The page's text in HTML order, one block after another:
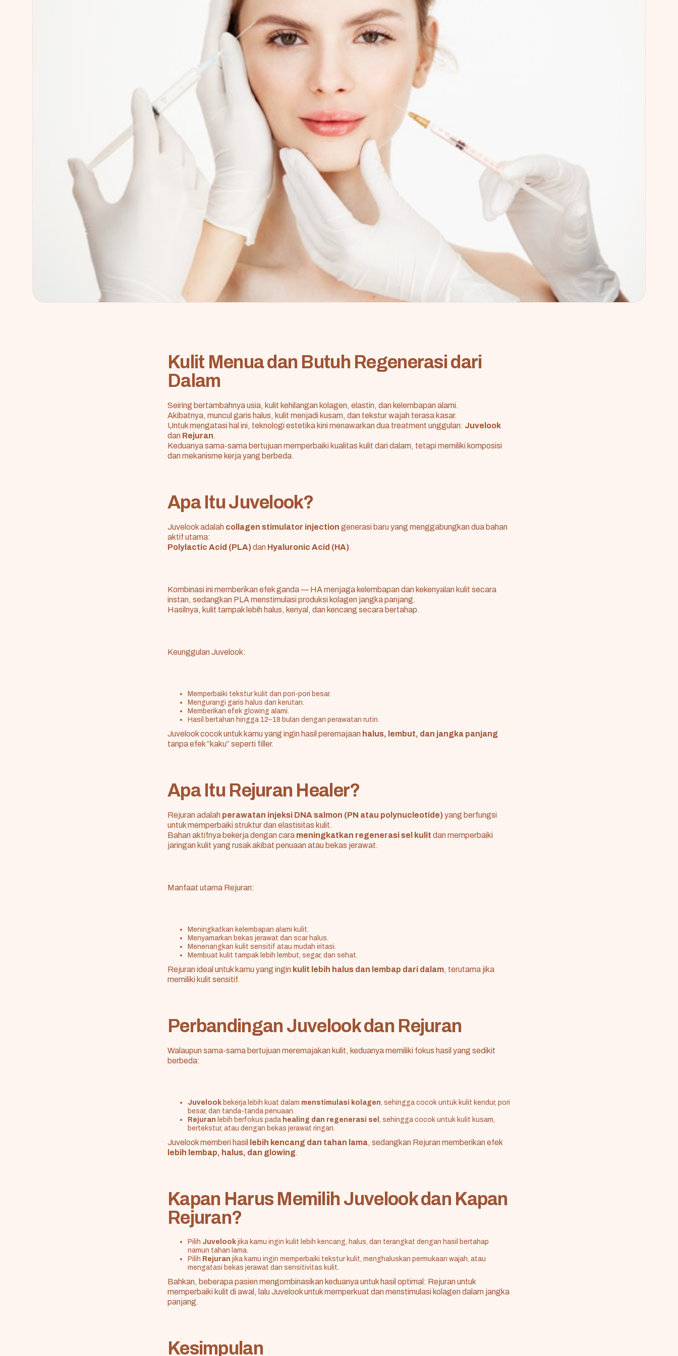
Kulit Menua dan Butuh Regenerasi dari
Dalam
Seiring bertambahnya usia, kulit kehilangan kolagen, elastin, dan kelembapan alami.
Akibatnya, muncul garis halus, kulit menjadi kusam, dan tekstur wajah terasa kasar.
Untuk mengatasi hal ini, teknologi estetika kini menawarkan dua treatment unggulan: Juvelook
dan Rejuran.
Keduanya sama-sama bertujuan memperbaiki kualitas kulit dari dalam, tetapi memiliki komposisi
dan mekanisme kerja yang berbeda.
Apa Itu Juvelook?
Juvelook adalah collagen stimulator injection generasi baru yang menggabungkan dua bahan
aktif utama:
Polylactic Acid (PLA)dan Hyaluronic Acid (HA).
Kombinasi ini memberikan efek ganda — HA menjaga kelembapan dan kekenyalan kulit secara
instan, sedangkan PLA menstimulasi produksi kolagen jangka panjang.
Hasilnya, kulit tampak lebih halus, kenyal, dan kencang secara bertahap.
Keunggulan Juvelook:
Memperbaiki tekstur kulit dan pori-pori besar.
Mengurangi garis halus dan kerutan.
Memberikan efek glowing alami.
Hasil bertahan hingga 12–18 bulan dengan perawatan rutin.
Juvelook cocok untuk kamu yang ingin hasil peremajaan halus, lembut, dan jangka panjang
tanpa efek “kaku” seperti filler.
Apa Itu Rejuran Healer?
Rejuran adalah perawatan injeksi DNA salmon (PN atau polynucleotide)yang berfungsi
untuk memperbaiki struktur dan elastisitas kulit.
Bahan aktifnya bekerja dengan cara meningkatkan regenerasi sel kulit dan memperbaiki
jaringan kulit yang rusak akibat penuaan atau bekas jerawat.
Manfaat utama Rejuran:
Meningkatkan kelembapan alami kulit.
Menyamarkan bekas jerawat dan scar halus.
Menenangkan kulit sensitif atau mudah iritasi.
Membuat kulit tampak lebih lembut, segar, dan sehat.
Rejuran ideal untuk kamu yang ingin kulit lebih halus dan lembap dari dalam, terutama jika
memiliki kulit sensitif.
Perbandingan Juvelook dan Rejuran
Walaupun sama-sama bertujuan meremajakan kulit, keduanya memiliki fokus hasil yang sedikit
berbeda:
Juvelook bekerja lebih kuat dalam menstimulasi kolagen, sehingga cocok untuk kulit kendur, pori
besar, dan tanda-tanda penuaan.
Rejuran lebih berfokus pada healing dan regenerasi sel , sehingga cocok untuk kulit kusam,
bertekstur, atau dengan bekas jerawat ringan.
Juvelook memberi hasil lebih kencang dan tahan lama, sedangkan Rejuran memberikan efek
lebih lembap, halus, dan glowing.
Kapan Harus Memilih Juvelook dan Kapan
Rejuran?
Pilih Juvelook jika kamu ingin kulit lebih kencang, halus, dan terangkat dengan hasil bertahap
namun tahan lama.
Pilih Rejuran jika kamu ingin memperbaiki tekstur kulit, menghaluskan permukaan wajah, atau
mengatasi bekas jerawat dan sensitivitas kulit.
Bahkan, beberapa pasien mengombinasikan keduanya untuk hasil optimal: Rejuran untuk
memperbaiki kulit di awal, lalu Juvelook untuk memperkuat dan menstimulasi kolagen dalam jangka
panjang.
Kesimpulan